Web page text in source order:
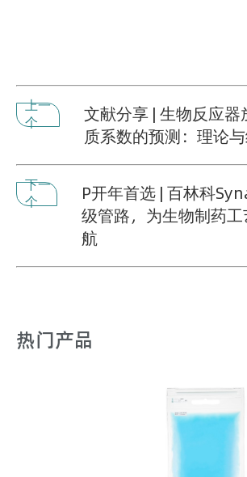
上一
个
文献分享 | 生物反应
质系数的预测：理论
下一
个
P开年首选 | 百林科
级管路，为生物制药
航
热门产品